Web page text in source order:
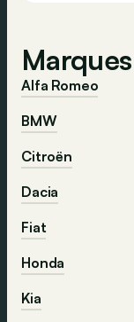
Marques
Alfa Romeo
BMW
Citroën
Dacia
Fiat
Honda
Kia